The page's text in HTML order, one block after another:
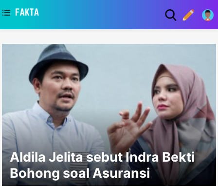
Aldila Jelita sebut Indra Bekti
Bohong soal Asuransi